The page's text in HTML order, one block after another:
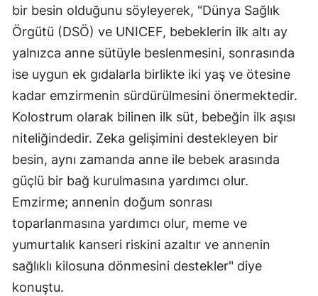
bir besin olduğunu söyleyerek, "Dünya Sağlık
Örgütü (DSÖ) ve UNICEF, bebeklerin ilk altı ay
yalnızca anne sütüyle beslenmesini, sonrasında
ise uygun ek gıdalarla birlikte iki yaş ve ötesine
kadar emzirmenin sürdürülmesini önermektedir.
Kolostrum olarak bilinen ilk süt, bebeğin ilk aşısı
niteliğindedir. Zeka gelişimini destekleyen bir
besin, aynı zamanda anne ile bebek arasında
güçlü bir bağ kurulmasına yardımcı olur.
Emzirme; annenin doğum sonrası
toparlanmasına yardımcı olur, meme ve
yumurtalık kanseri riskini azaltır ve annenin
sağlıklı kilosuna dönmesini destekler" diye
konuştu.